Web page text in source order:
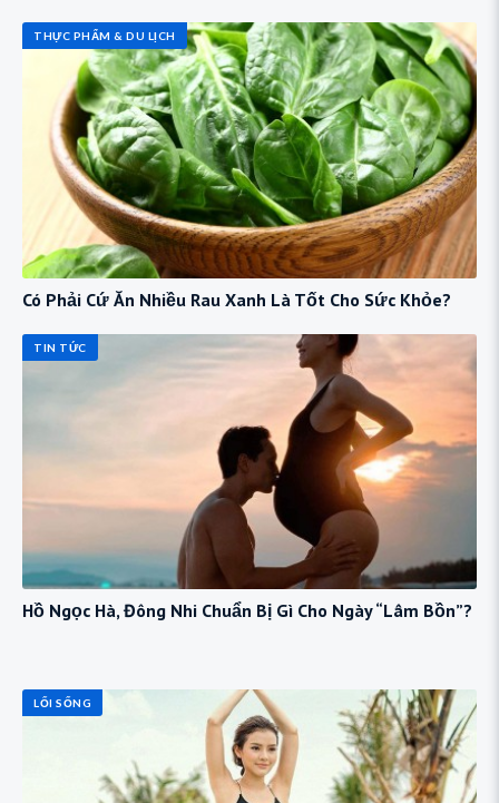
THỰC PHẨM & DU LỊCH
Có Phải Cứ Ăn Nhiều Rau Xanh Là Tốt Cho Sức Khỏe?
TIN TỨC
Hồ Ngọc Hà, Đông Nhi Chuẩn Bị Gì Cho Ngày “Lâm Bồn”?
LỐI SỐNG